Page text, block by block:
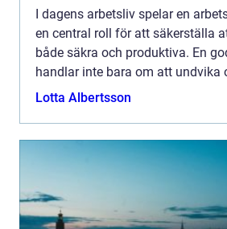
I dagens arbetsliv spelar en
en central roll för att säkerställa
både säkra och produktiva. En
handlar inte bara om att undvika
skador, ut...
Lotta Albertsson